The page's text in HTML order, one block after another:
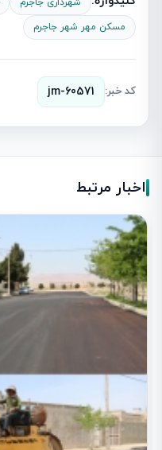
مسکن مهر شهر جاجرم
کد خبر: jm-60571
اخبار مرتبط